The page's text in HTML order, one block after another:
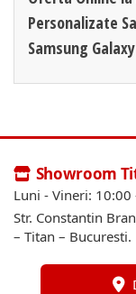
Personalizate
Samsung
Showroom
Luni - Vineri: 10:00
Str. Constantin
– Titan – Bucuresti.